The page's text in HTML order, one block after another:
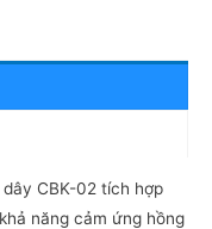
dây CBK-02 tích hợp
năng cảm ứng hồng